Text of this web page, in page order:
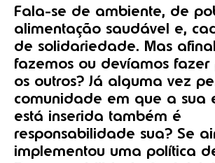
Fala-se de ambiente, de
alimentação saudável e,
de solidariedade. Mas
fazemos ou devíamos
os outros? Já alguma vez
comunidade em que a sua
está inserida também é
responsabilidade sua? Se
implementou uma política